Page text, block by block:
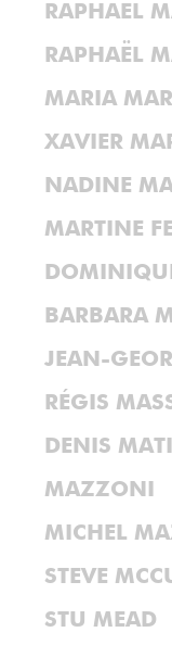
RAPHAEL
RAPHAËL
MARIA
XAVIER
NADINE
MARTINE
BARBARA
JEAN-
RÉGIS
DENIS
MAZZONI
MICHEL
STEVE
STU MEAD